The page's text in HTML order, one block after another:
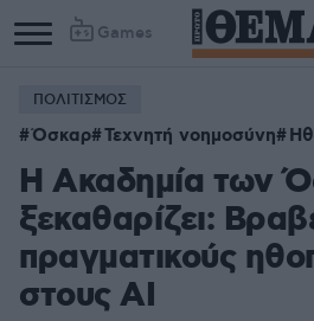
Games
ΠΟΛΙΤΙΣΜΟΣ
Όσκαρ Τεχνητή νοημοσύνη
Η Ακαδημία των
ξεκαθαρίζει:
πραγματικούς
στους AI